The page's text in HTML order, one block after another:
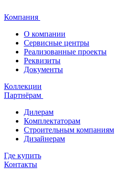
Компания
О компании
Сервисные центры
Реализованные проекты
Реквизиты
Документы
Коллекции
Партнёрам
Дилерам
Комплектаторам
Строительным компаниям
Дизайнерам
Где купить
Контакты